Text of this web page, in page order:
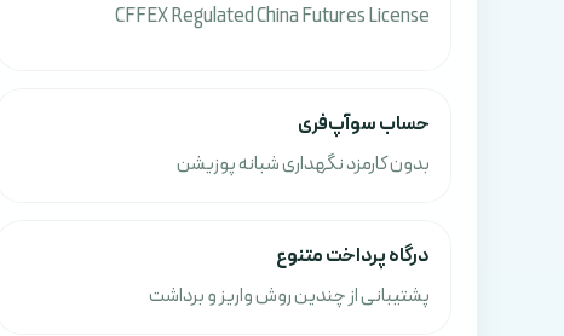
CFFEX Regulated China Futures License
حساب سوآپ‌فری
بدون کارمزد نگهداری شبانه پوزیشن
درگاه پرداخت متنوع
پشتیبانی از چندین روش واریز و برداشت